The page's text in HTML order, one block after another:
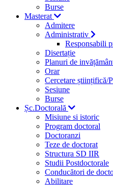
Burse
Masterat
Admitere
Administrativ
Responsabili
Disertație
Planuri de
Orar
Cercetare științifică/
Sesiune
Burse
Șc.Doctorală
Misiune si istoric
Program doctoral
Doctoranzi
Teze de doctorat
Structura SD IIR
Studii Postdoctorale
Conducători de
Abilitare